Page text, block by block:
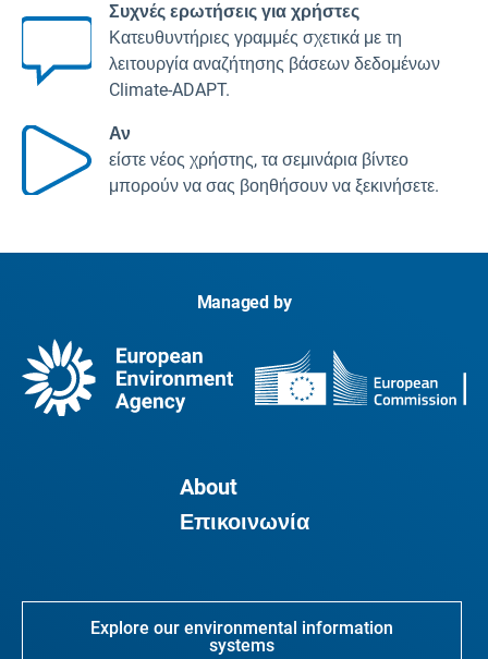
Συχνές ερωτήσεις για χρήστες
Κατευθυντήριες γραμμές σχετικά με τη
λειτουργία αναζήτησης βάσεων δεδομένων
Climate-ADAPT.
Αν
είστε νέος χρήστης, τα σεμινάρια βίντεο
μπορούν να σας βοηθήσουν να ξεκινήσετε.
Managed by
About
Επικοινωνία
Explore our environmental information
systems